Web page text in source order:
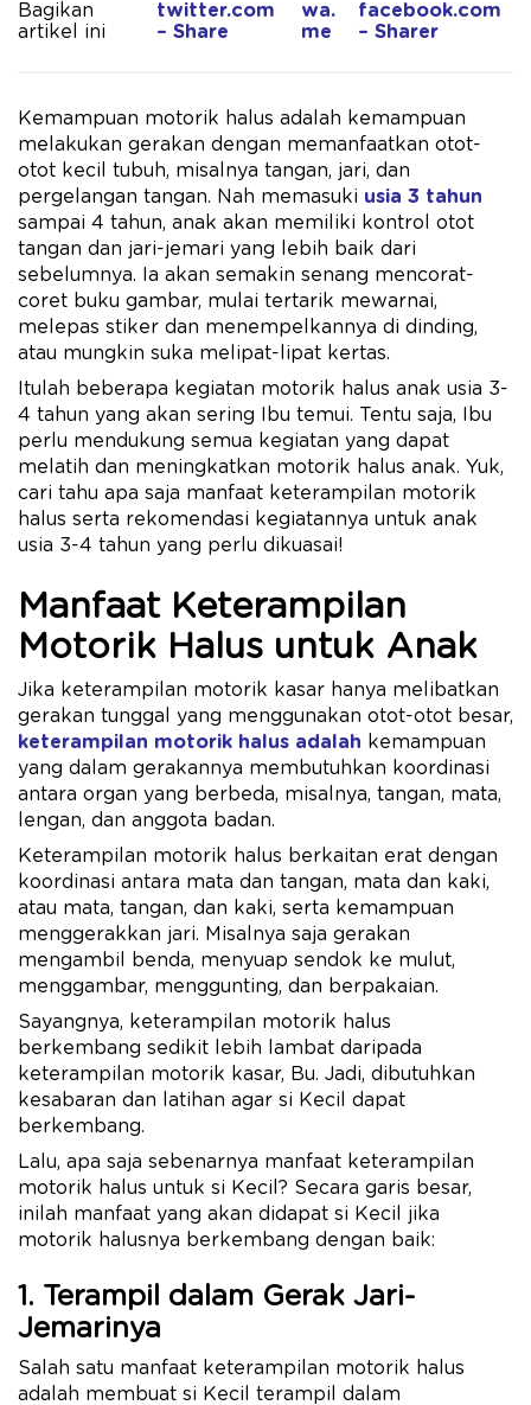
Bagikan
artikel ini
twitter.com
– Share
wa.
me
facebook.com
– Sharer
Kemampuan motorik halus adalah kemampuan
melakukan gerakan dengan memanfaatkan otot-
otot kecil tubuh, misalnya tangan, jari, dan
pergelangan tangan. Nah memasuki usia 3 tahun
sampai 4 tahun, anak akan memiliki kontrol otot
tangan dan jari-jemari yang lebih baik dari
sebelumnya. Ia akan semakin senang mencorat-
coret buku gambar, mulai tertarik mewarnai,
melepas stiker dan menempelkannya di dinding,
atau mungkin suka melipat-lipat kertas.
Itulah beberapa kegiatan motorik halus anak usia 3-
4 tahun yang akan sering Ibu temui. Tentu saja, Ibu
perlu mendukung semua kegiatan yang dapat
melatih dan meningkatkan motorik halus anak. Yuk,
cari tahu apa saja manfaat keterampilan motorik
halus serta rekomendasi kegiatannya untuk anak
usia 3-4 tahun yang perlu dikuasai!
Manfaat Keterampilan
Motorik Halus untuk Anak
Jika keterampilan motorik kasar hanya melibatkan
gerakan tunggal yang menggunakan otot-otot besar,
keterampilan motorik halus adalah kemampuan
yang dalam gerakannya membutuhkan koordinasi
antara organ yang berbeda, misalnya, tangan, mata,
lengan, dan anggota badan.
Keterampilan motorik halus berkaitan erat dengan
koordinasi antara mata dan tangan, mata dan kaki,
atau mata, tangan, dan kaki, serta kemampuan
menggerakkan jari. Misalnya saja gerakan
mengambil benda, menyuap sendok ke mulut,
menggambar, menggunting, dan berpakaian.
Sayangnya, keterampilan motorik halus
berkembang sedikit lebih lambat daripada
keterampilan motorik kasar, Bu. Jadi, dibutuhkan
kesabaran dan latihan agar si Kecil dapat
berkembang.
Lalu, apa saja sebenarnya manfaat keterampilan
motorik halus untuk si Kecil? Secara garis besar,
inilah manfaat yang akan didapat si Kecil jika
motorik halusnya berkembang dengan baik:
1. Terampil dalam Gerak Jari-
Jemarinya
Salah satu manfaat keterampilan motorik halus
adalah membuat si Kecil terampil dalam